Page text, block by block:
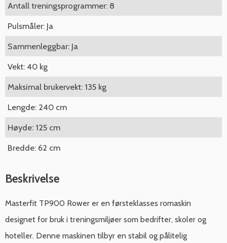
Antall treningsprogrammer: 8
Pulsmåler: Ja
Sammenleggbar: Ja
Vekt: 40 kg
Maksimal brukervekt: 135 kg
Lengde: 240 cm
Høyde: 125 cm
Bredde: 62 cm
Beskrivelse
Masterfit TP900 Rower er en førsteklasses romaskin
designet for bruk i treningsmiljøer som bedrifter, skoler og
hoteller. Denne maskinen tilbyr en stabil og pålitelig